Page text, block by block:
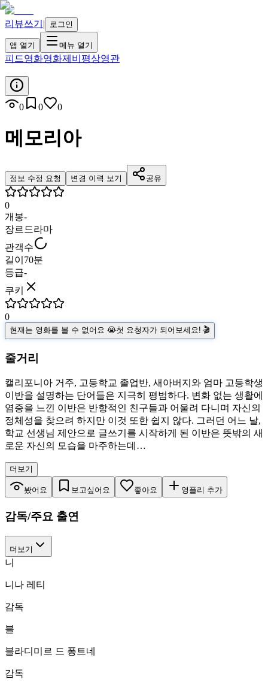
리뷰쓰기 | 로그인
앱 열기 메뉴 열기
피드영화영화제 비평상영관
0 0 0
메모리아
정보 수정 요청 변경 이력 보기 공유
0
개봉-
장르 드라마
관객수
길이 70분
등급-
쿠키
0
현재는 영화를 볼 수 없어요 😭첫 요청자가 되어보세요! 🎬
줄거리
캘리포니아 거주, 고등학교 졸업반, 새아버지와 엄마 고등학생
이반을 설명하는 단어들은 지극히 평범하다. 변화 없는 생활에
염증을 느낀 이반은 반항적인 친구들과 어울려 다니며 자신의
정체성을 찾으려 하지만 이것 또한 쉽지 않다. 그러던 어느 날,
학교 선생님 제안으로 글쓰기를 시작하게 된 이반은 뜻밖의 새
로운 자신의 모습을 마주하는데…
더보기
봤어요 보고싶어요 좋아요 영플리 추가
감독/주요 출연
더보기
니
니나 레티
감독
블
블라디미르 드 퐁트네
감독